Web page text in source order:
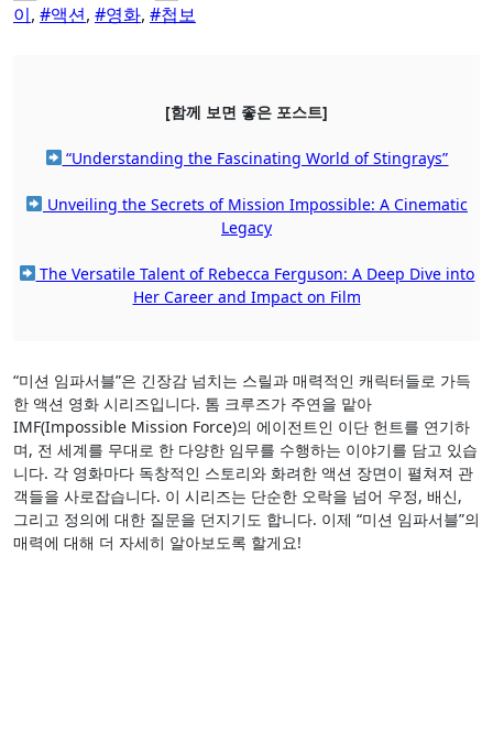
이, #액션, #영화, #첩보
[함께 보면 좋은 포스트]
“Understanding the Fascinating World of Stingrays”
Unveiling the Secrets of Mission Impossible: A Cinematic
Legacy
The Versatile Talent of Rebecca Ferguson: A Deep Dive into
Her Career and Impact on Film
“미션 임파서블”은 긴장감 넘치는 스릴과 매력적인 캐릭터들로 가득
한 액션 영화 시리즈입니다. 톰 크루즈가 주연을 맡아
IMF(Impossible Mission Force)의 에이전트인 이단 헌트를 연기하
며, 전 세계를 무대로 한 다양한 임무를 수행하는 이야기를 담고 있습
니다. 각 영화마다 독창적인 스토리와 화려한 액션 장면이 펼쳐져 관
객들을 사로잡습니다. 이 시리즈는 단순한 오락을 넘어 우정, 배신,
그리고 정의에 대한 질문을 던지기도 합니다. 이제 “미션 임파서블”의
매력에 대해 더 자세히 알아보도록 할게요!